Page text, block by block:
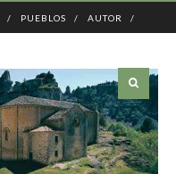
PUEBLOS AUTOR